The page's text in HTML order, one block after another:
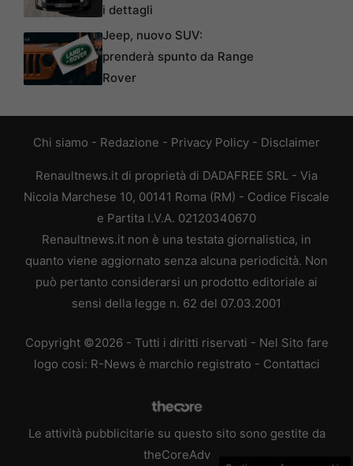
i dettagli
Jeep, nuovo SUV:
prenderà spunto da Range
Rover
Chi siamo - Redazione - Privacy Policy - Disclaimer
Renaultnews.it di proprietà di DADAFREE SRL - Via
Nicola Marchese 10, 00141 Roma (RM) - Codice Fiscale
e Partita I.V.A. 02120340670
Renaultnews.it non è una testata giornalistica, in
quanto viene aggiornato senza alcuna periodicità. Non
può pertanto considerarsi un prodotto editoriale ai
sensi della legge n. 62 del 07.03.2001
Copyright ©2026 - Tutti i diritti riservati - Nel Sito fare
logo cosi: R-News è marchio registrato - Contattaci
Le attività pubblicitarie su questo sito sono gestite da
theCoreAdv